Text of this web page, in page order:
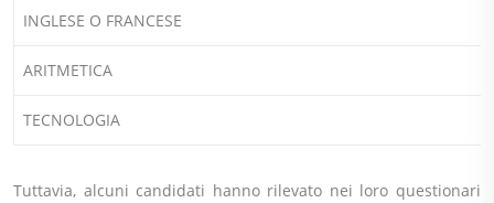
INGLESE O FRANCESE
ARITMETICA
TECNOLOGIA
Tuttavia, alcuni candidati hanno rilevato nei loro questionari